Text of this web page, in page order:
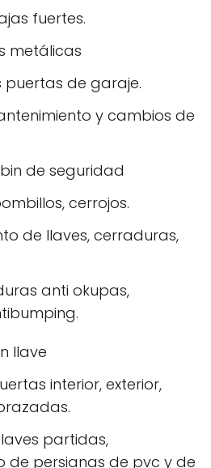
fuertes.
metálicas
puertas de garaje.
y cambios de
de seguridad
cerrojos.
de llaves, cerraduras,
anti okupas,
llave
interior, exterior,
partidas,
de persianas de pvc y de